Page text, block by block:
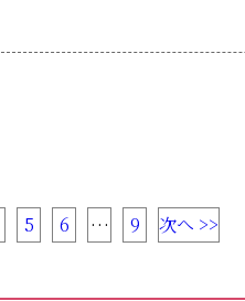
5 6 … 9 次へ >>